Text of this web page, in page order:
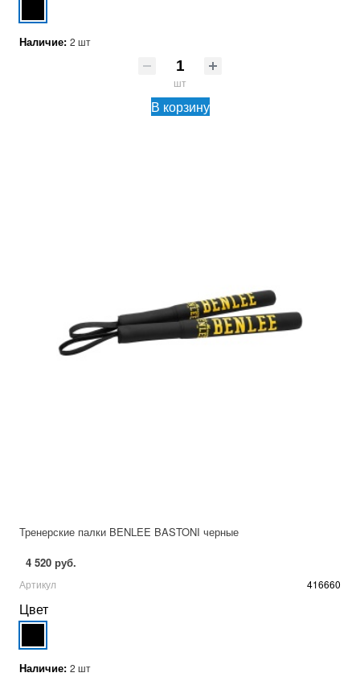
Наличие: 2 шт
шт
В корзину
Тренерские палки BENLEE BASTONI черные
4 520 руб.
Артикул 416660
Цвет
Наличие: 2 шт